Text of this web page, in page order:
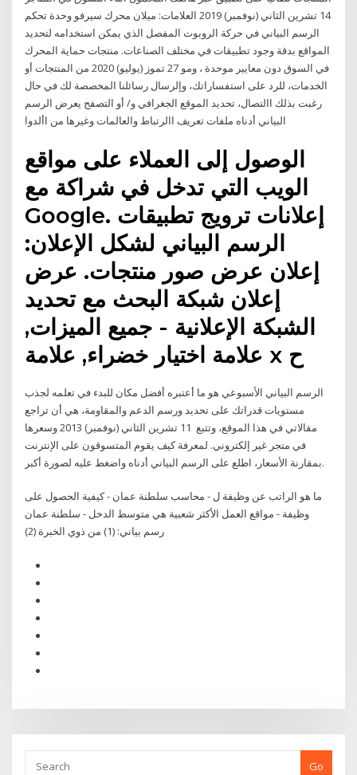
14 تشرين الثاني (نوفمبر) 2019 العلامات: ميلان محرك سيرفو وحدة تحكم
الرسم البياني في حركة الروبوت المفصل الذي يمكن استخدامه لتحديد
المواقع بدقة وجود تطبيقات في مختلف الصناعات. منتجات حماية المحرك
في السوق دون معايير موحدة ، ومو 27 تموز (يوليو) 2020 من المنتجات أو
الخدمات، للرد على استفساراتك، وإلرسال رسائلنا المخصصة لك في حال
رغبت بذلك االتصال، تحديد الموقع الجغرافي و/ أو التصفح يعرض الرسم
البياني أدناه ملفات تعريف االرتباط والعالمات وغيرها من األدوا
الوصول إلى العملاء على مواقع
الويب التي تدخل في شراكة مع
Google. إعلانات ترويج تطبيقات
الرسم البياني لشكل الإعلان:
إعلان عرض صور منتجات. عرض
إعلان شبكة البحث مع تحديد
الشبكة الإعلانية - جميع الميزات,
علامة اختيار خضراء, علامة x ح
الرسم البياني الأسبوعي هو ما أعتبره أفضل مكان للبدء في تعلمه لجذب
مستويات قدراتك على تحديد ورسم الدعم والمقاومة، هي أن تراجع
مقالاتي في هذا الموقع، وتتبع 11 تشرين الثاني (نوفمبر) 2013 وسعرها
في متجر غير إلكتروني. لمعرفة كيف يقوم المتسوقون على الإنترنت
بمقارنة الأسعار، اطلع على الرسم البياني أدناه واضغط عليه لصورة أكبر.
ما هو الراتب عن وظيفة ل - محاسب سلطنة عمان - كيفية الحصول على
وظيفة - مواقع العمل الأكثر شعبية هي متوسط الدخل - سلطنة عمان
Go